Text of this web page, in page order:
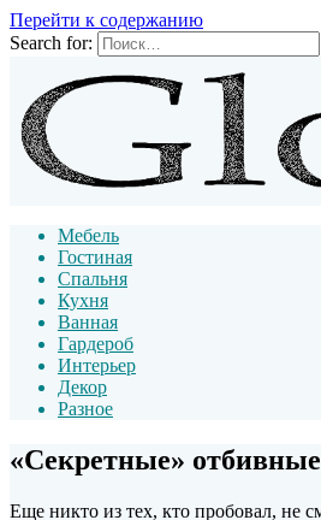
Перейти к содержанию
Search for:
Мебель
Гостиная
Спальня
Кухня
Ванная
Гардероб
Интерьер
Декор
Разное
«Секретные»
Еще никто из тех, кто пробовал, не